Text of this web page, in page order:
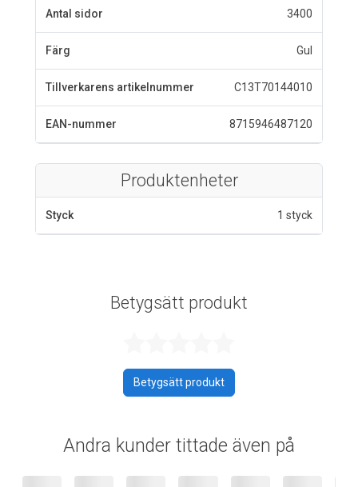
Antal sidor 3400
Färg Gul
Tillverkarens artikelnummer C13T70144010
EAN-nummer 8715946487120
Produktenheter
Styck 1 styck
Betygsätt produkt
Betygsätt produkt
Andra kunder tittade även på